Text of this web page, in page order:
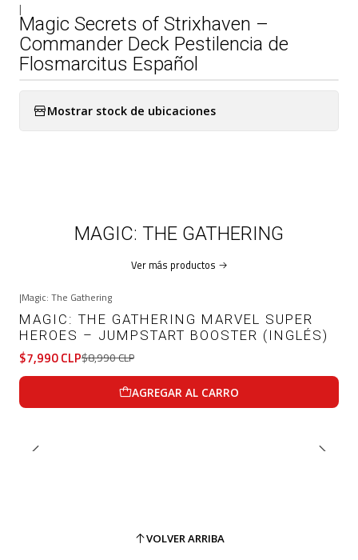
|
Magic Secrets of Strixhaven –
Commander Deck Pestilencia de
Flosmarcitus Español
Mostrar stock de ubicaciones
MAGIC: THE GATHERING
Ver más productos
|Magic: The Gathering
MAGIC: THE GATHERING MARVEL SUPER
HEROES – JUMPSTART BOOSTER (INGLÉS)
$7,990 CLP$8,990 CLP
AGREGAR AL CARRO
VOLVER ARRIBA